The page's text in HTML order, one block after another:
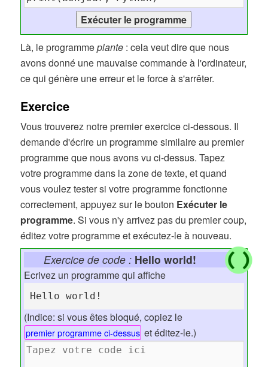
Là, le programmeplante : cela veut dire que nous
avons donné une mauvaise commande à l'ordinateur,
ce qui génère une erreur et le force à s'arrêter.
Exercice
Vous trouverez notre premier exercice ci-dessous. Il
demande d'écrire un programme similaire au premier
programme que nous avons vu ci-dessus. Tapez
votre programme dans la zone de texte, et quand
vous voulez tester si votre programme fonctionne
correctement, appuyez sur le bouton Exécuter le
programme. Si vous n'y arrivez pas du premier coup,
éditez votre programme et exécutez-le à nouveau.
Exercice de code : Hello world!
Ecrivez un programme qui affiche
Hello world!
(Indice: si vous êtes bloqué, copiez le
premier programme ci-dessus et éditez-le.)